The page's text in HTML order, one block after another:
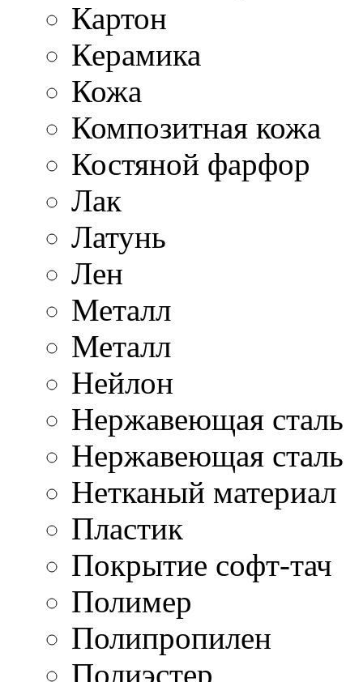
Картон
Керамика
Кожа
Композитная кожа
Костяной фарфор
Лак
Латунь
Лен
Металл
Металл
Нейлон
Нержавеющая cталь
Нержавеющая сталь
Нетканый материал
Пластик
Покрытие софт-тач
Полимер
Полипропилен
Полиэстер